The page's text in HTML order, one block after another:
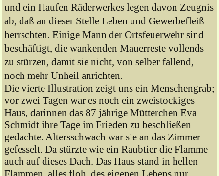
und ein Haufen Räderwerkes legen davon Zeugnis
ab, daß an dieser Stelle Leben und Gewerbefleiß
herrschten. Einige Mann der Ortsfeuerwehr sind
beschäftigt, die wankenden Mauerreste vollends
zu stürzen, damit sie nicht, von selber fallend,
noch mehr Unheil anrichten.
Die vierte Illustration zeigt uns ein Menschengrab;
vor zwei Tagen war es noch ein zweistöckiges
Haus, darinnen das 87 jährige Mütterchen Eva
Schmidt ihre Tage im Frieden zu beschließen
gedachte. Altersschwach war sie an das Zimmer
gefesselt. Da stürzte wie ein Raubtier die Flamme
auch auf dieses Dach. Das Haus stand in hellen
Flammen, alles floh, des eigenen Lebens nur